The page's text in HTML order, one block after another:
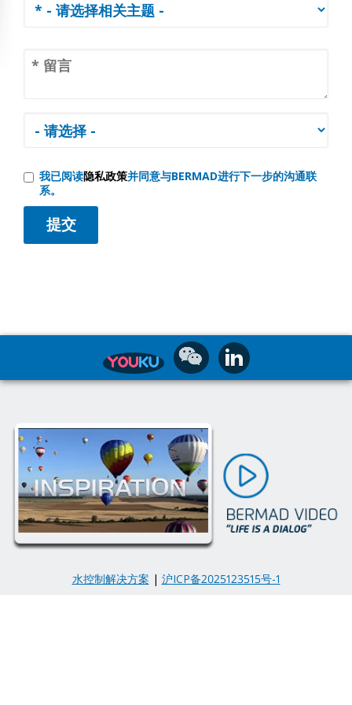
我已阅读隐私政策并同意与BERMAD进行下一步的沟通联
系。
水控制解决方案 | 沪ICP备2025123515号-1